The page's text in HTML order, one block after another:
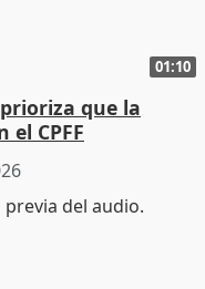
01:10
que la
CPFF